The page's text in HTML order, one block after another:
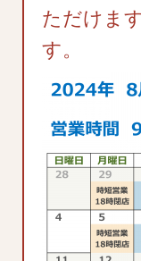
ただけま
す。